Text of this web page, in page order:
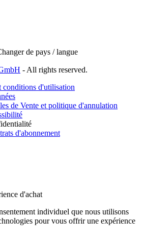
de pays / langue
- All rights reserved.
conditions d'utilisation
de Vente et politique d'annulation
d'abonnement
d'achat
individuel que nous utilisons
pour vous offrir une expérience